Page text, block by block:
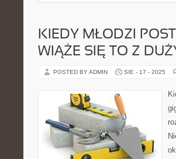
KIEDY MŁODZI
WIĄŻE SIĘ TO Z
POSTED BY ADMIN SIE - 17 - 2025